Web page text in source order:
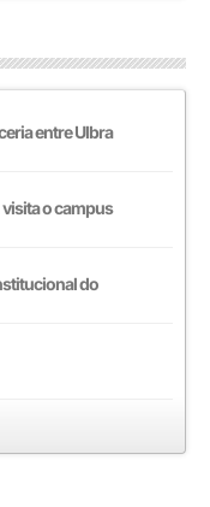
entre Ulbra
o campus
do